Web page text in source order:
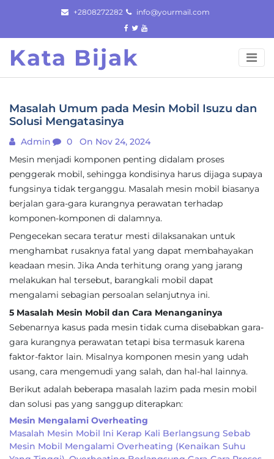
content
+2808272282 info@yourmail.com
Kata Bijak
Masalah Umum pada Mesin Mobil Isuzu dan
Solusi Mengatasinya
Admin 0
On Nov 24, 2024
Mesin menjadi komponen penting didalam proses
penggerak mobil, sehingga kondisinya harus dijaga supaya
fungsinya tidak terganggu. Masalah mesin mobil biasanya
berjalan gara-gara kurangnya perawatan terhadap
komponen-komponen di dalamnya.
Pengecekan secara teratur mesti dilaksanakan untuk
menghambat rusaknya fatal yang dapat membahayakan
keadaan mesin. Jika Anda terhitung orang yang jarang
melakukan hal tersebut, barangkali mobil dapat
mengalami sebagian persoalan selanjutnya ini.
5 Masalah Mesin Mobil dan Cara Menanganinya
Sebenarnya kasus pada mesin tidak cuma disebabkan gara-
gara kurangnya perawatan tetapi bisa termasuk karena
faktor-faktor lain. Misalnya komponen mesin yang udah
usang, cara mengemudi yang salah, dan hal-hal lainnya.
Berikut adalah beberapa masalah lazim pada mesin mobil
dan solusi pas yang sanggup diterapkan:
Mesin Mengalami Overheating
Masalah Mesin Mobil Ini Kerap Kali Berlangsung Sebab
Mesin Mobil Mengalami Overheating (kenaikan Suhu